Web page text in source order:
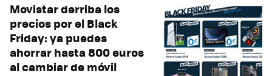
Movistar derriba los
precios por el Black
Friday: ya puedes
ahorrar hasta 800 euros
al cambiar de móvil